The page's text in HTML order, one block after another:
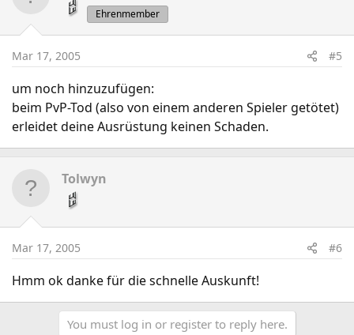
Ehrenmember
Mar 17, 2005 #5
um noch hinzuzufügen:
beim PvP-Tod (also von einem anderen Spieler getötet)
erleidet deine Ausrüstung keinen Schaden.
Tolwyn
Mar 17, 2005 #6
Hmm ok danke für die schnelle Auskunft!
You must log in or register to reply here.